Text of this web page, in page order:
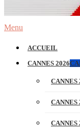
Menu
ACCUEIL
CANNES 2026
CANNES
CANNES
CANNES